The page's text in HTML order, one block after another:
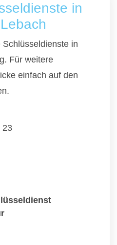
in
in
Für weitere
einfach auf den
23